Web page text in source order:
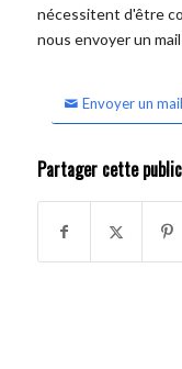
nécessitent d'être
nous envoyer un
Envoyer un
Partager cette